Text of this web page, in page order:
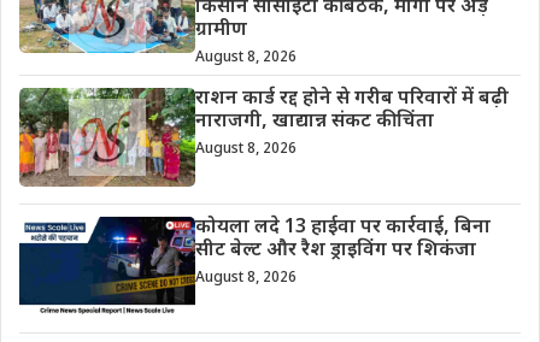
किसान सोसाइटी की बैठक, मांगों पर अड़े
ग्रामीण
August 8, 2026
राशन कार्ड रद्द होने से गरीब परिवारों में बढ़ी
नाराजगी, खाद्यान्न संकट की चिंता
August 8, 2026
कोयला लदे 13 हाईवा पर कार्रवाई, बिना
सीट बेल्ट और रैश ड्राइविंग पर शिकंजा
August 8, 2026